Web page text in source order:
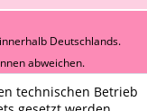
Deutschlands.
abweichen.
technischen Betrieb